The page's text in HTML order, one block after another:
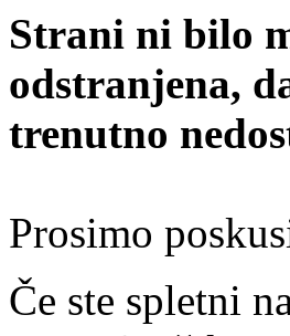
Strani ni bilo
odstranjena,
trenutno
Prosimo
Če ste spletni